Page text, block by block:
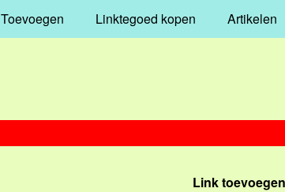
Toevoegen Linktegoed kopen Artikelen
Link toevoegen